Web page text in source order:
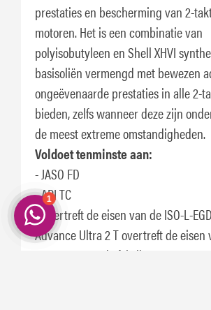
prestaties en bescherming van 2-
motoren. Het is een combinatie van
polyisobutyleen en Shell XHVI
basisoliën vermengd met bewezen
ongeëvenaarde prestaties in alle 2-
bieden, zelfs wanneer deze zijn
de meest extreme omstandigheden.
Voldoet tenminste aan:
- JASO FD
- API TC
- Overtreft de eisen van de ISO-L-
Advance Ultra 2 T overtreft de eisen
toonaangevende fabrikanten van